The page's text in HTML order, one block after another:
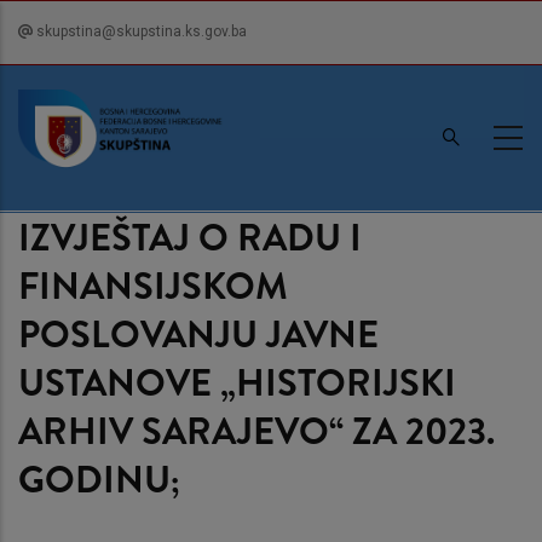
content
skupstina@skupstina.ks.gov.ba
IZVJEŠTAJ O RADU I
FINANSIJSKOM
POSLOVANJU JAVNE
USTANOVE „HISTORIJSKI
ARHIV SARAJEVO“ ZA 2023.
GODINU;